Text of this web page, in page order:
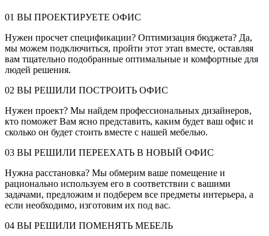
01 ВЫ ПРОЕКТИРУЕТЕ ОФИС
Нужен просчет спецификации? Оптимизация бюджета? Да,
мы можем подключиться, пройти этот этап вместе, оставляя
вам тщательно подобранные оптимальные и комфортные для
людей решения.
02 ВЫ РЕШИЛИ ПОСТРОИТЬ ОФИС
Нужен проект? Мы найдем профессиональных дизайнеров,
кто поможет Вам ясно представить, каким будет ваш офис и
сколько он будет стоить вместе с нашей мебелью.
03 ВЫ РЕШИЛИ ПЕРЕЕХАТЬ В НОВЫЙ ОФИС
Нужна расстановка? Мы обмерим ваше помещение и
рационально используем его в соответствии с вашими
задачами, предложим и подберем все предметы интерьера, а
если необходимо, изготовим их под вас.
04 ВЫ РЕШИЛИ ПОМЕНЯТЬ МЕБЕЛЬ